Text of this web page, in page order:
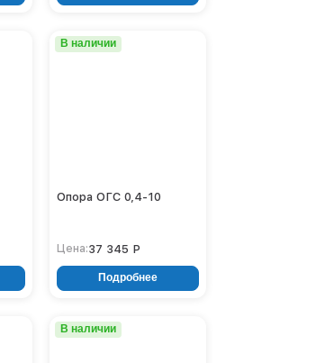
В наличии
Опора ОГС 0,4-10
Цена:37 345 Р
Подробнее
В наличии